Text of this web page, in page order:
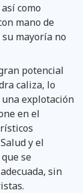
como
mano de
mayoría no
potencial
caliza, lo
explotación
en el
y el
se
sin